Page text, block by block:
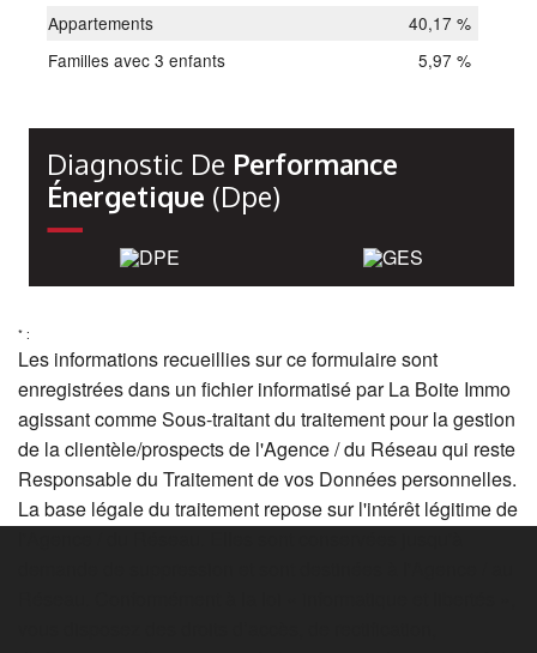
Appartements
40,17 %
Familles avec 3 enfants
5,97 %
Diagnostic De Performance
Énergetique (dpe)
* :
Les informations recueillies sur ce formulaire sont
enregistrées dans un fichier informatisé par La Boite Immo
agissant comme Sous-traitant du traitement pour la gestion
de la clientèle/prospects de l'Agence / du Réseau qui reste
Responsable du Traitement de vos Données personnelles.
La base légale du traitement repose sur l'intérêt légitime de